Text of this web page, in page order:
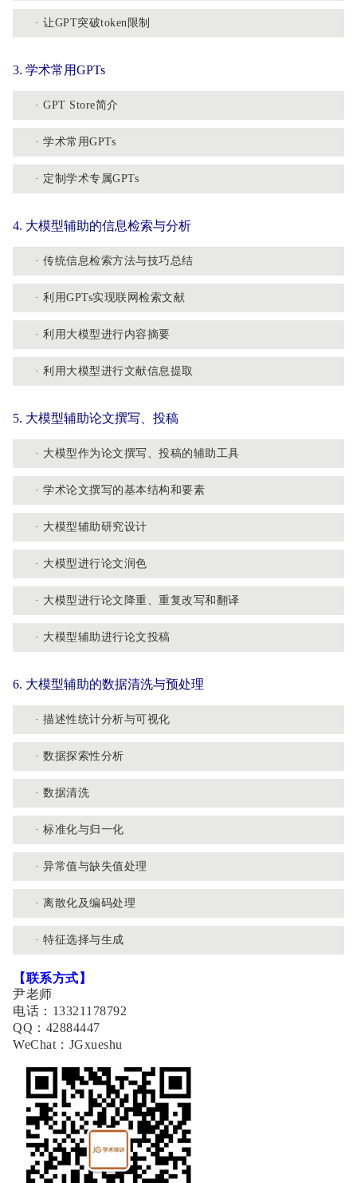
· 让GPT突破token限制
3. 学术常用GPTs
· GPT Store简介
· 学术常用GPTs
· 定制学术专属GPTs
4. 大模型辅助的信息检索与分析
· 传统信息检索方法与技巧总结
· 利用GPTs实现联网检索文献
· 利用大模型进行内容摘要
· 利用大模型进行文献信息提取
5. 大模型辅助论文撰写、投稿
· 大模型作为论文撰写、投稿的辅助工具
· 学术论文撰写的基本结构和要素
· 大模型辅助研究设计
· 大模型进行论文润色
· 大模型进行论文降重、重复改写和翻译
· 大模型辅助进行论文投稿
6. 大模型辅助的数据清洗与预处理
· 描述性统计分析与可视化
· 数据探索性分析
· 数据清洗
· 标准化与归一化
· 异常值与缺失值处理
· 离散化及编码处理
· 特征选择与生成
【联系方式】
尹老师
电话：13321178792
QQ：42884447
WeChat：JGxueshu